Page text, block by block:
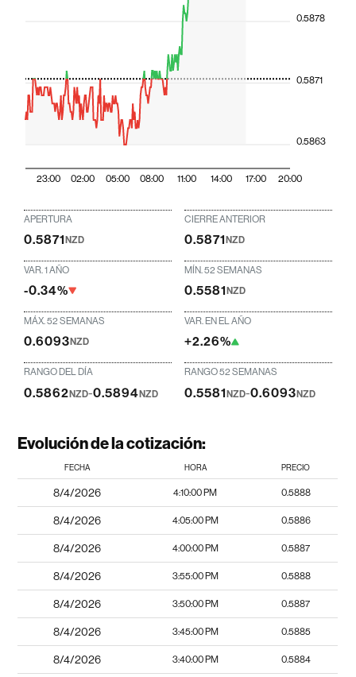
23:00 02:00 05:00 08:00 11:00 14:00 17:00 20:00
0.5863
0.5871
0.5878
APERTURA
0.5871NZD
CIERRE ANTERIOR
0.5871NZD
VAR. 1 AÑO
-0.34%
MÍN. 52 SEMANAS
0.5581NZD
MÁX. 52 SEMANAS
0.6093NZD
VAR. EN EL AÑO
+2.26%
RANGO DEL DÍA
0.5862NZD-0.5894NZD
RANGO 52 SEMANAS
0.5581 NZD-0.6093 NZD
Evolución de la cotización:
FECHA HORA PRECIO
8/4/2026 4:10:00 PM 0.5888
8/4/2026 4:05:00 PM 0.5886
8/4/2026 4:00:00 PM 0.5887
8/4/2026 3:55:00 PM 0.5888
8/4/2026 3:50:00 PM 0.5887
8/4/2026 3:45:00 PM 0.5885
8/4/2026 3:40:00 PM 0.5884